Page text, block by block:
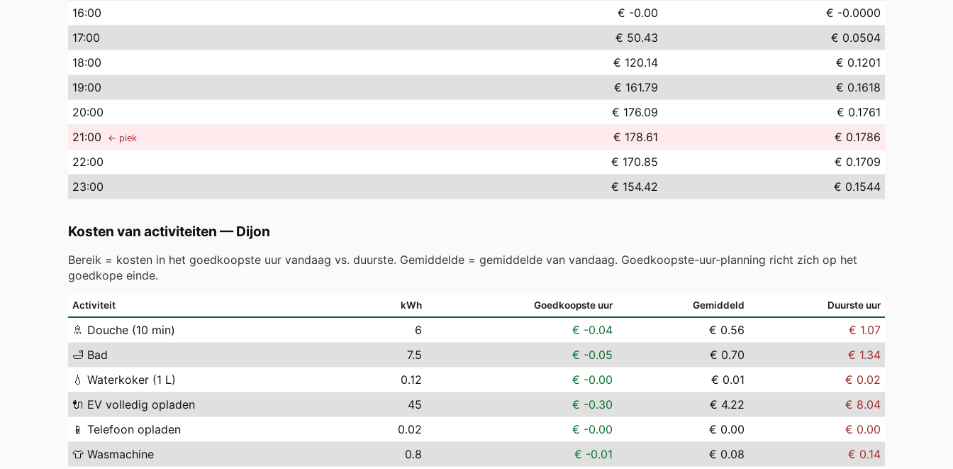
16:00 € -0.00
€ -0.0000
17:00 € 50.43
€ 0.0504
18:00 € 120.14
€ 0.1201
19:00 € 161.79
€ 0.1618
20:00 € 176.09
€ 0.1761
21:00 ← piek € 178.61
€ 0.1786
22:00 € 170.85
€ 0.1709
23:00 € 154.42 € 0.1544
Kosten van activiteiten —Dijon
Bereik = kosten in het goedkoopste uur vandaag vs. duurste. Gemiddelde = gemiddelde van vandaag. Goedkoopste-uur-planning richt zich op het
goedkope einde.
Activiteit kWh Goedkoopste uur Gemiddeld Duurste uur
🚿 Douche (10 min) 6 € -0.04 € 0.56
€ 1.07
🛁 Bad 7.5 € -0.05 € 0.70
€ 1.34
💧 Waterkoker (1 L) 0.12 € -0.00 € 0.01
€ 0.02
🔌 EV volledig opladen 45 € -0.30 € 4.22
€ 8.04
📱 Telefoon opladen 0.02 € -0.00 € 0.00
€ 0.00
👕 Wasmachine 0.8 € -0.01 € 0.08
€ 0.14